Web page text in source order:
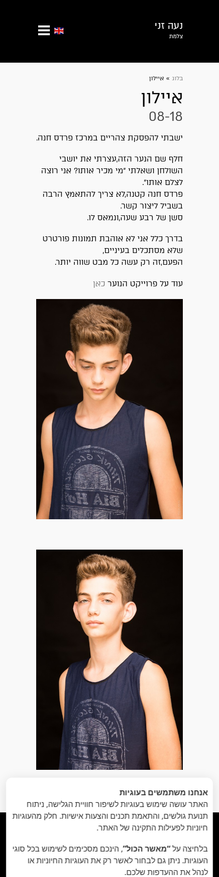
נעה זני
צלמת
בלוג » איילון
איילון
08-18
ישבתי להפסקת צהריים במרכז פרדס חנה.
חלף שם הנער הזה,עצרתי את יושבי
השולחן ושאלתי ״מי מכיר אותו? אני רוצה
לצלם אותו״.
פרדס חנה קטנה,לא צריך להתאמץ הרבה
בשביל ליצור קשר.
סשן של רבע שעה,ונמאס לו.
בדרך כלל אני לא אוהבת תמונות פורטרט
שלא מסתכלים בעיניים,
הפעם,זה רק עשה כל מבט שווה יותר.
עוד על פרוייקט הנוער כאן
הקודם: מתחת
למים

© כל הזכויות שמורות , אין להשתמש בתמונות ללא אישור
בכתב
אנחנו משתמשים בעוגיות
האתר עושה שימוש בעוגיות לשיפור חוויית הגלישה, ניתוח
תנועת גולשים, והתאמת תכנים והצעות אישיות. חלק מהעוגיות
חיוניות לפעילות התקינה של האתר.
בלחיצה על“מאשר הכול”, הינכם מסכימים לשימוש בכל סוגי
העוגיות. ניתן גם לבחור לאשר רק את העוגיות החיוניות או
לנהל את ההעדפות שלכם.